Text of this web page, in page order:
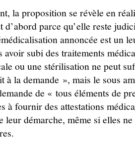
la proposition se révèle en
d’abord parce qu’elle reste
annoncée est un
avoir subi des traitements
ou une stérilisation ne peut
à la demande », mais le sous
de « tous éléments de
à fournir des attestations
leur démarche, même si elles